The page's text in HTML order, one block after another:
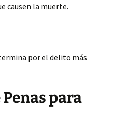
causen la muerte.
por el delito más
para